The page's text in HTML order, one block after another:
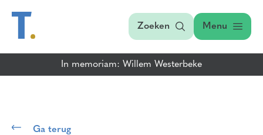
Zoeken Menu
In memoriam: Willem Westerbeke
Ga terug